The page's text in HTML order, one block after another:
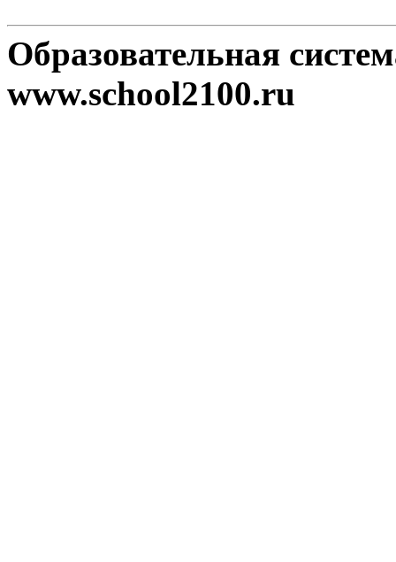
Образовательная
www.school2100.ru